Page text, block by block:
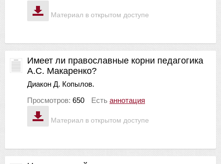
Материал в открытом доступе
Материал в открытом доступе
Имеет ли православные корни педагогика
А.С. Макаренко?
Диакон Д. Копылов.
Просмотров: 650 Есть аннотация